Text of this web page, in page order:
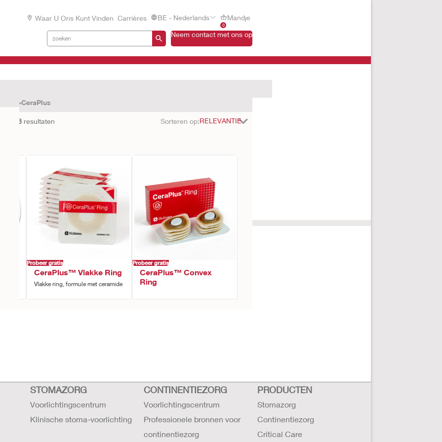
Waar U Ons Kunt Vinden Carrières BE - Nederlands
0
Mandje
Neem contact met ons op
CeraPlus
3 resultaten Sorteren op:
Probeer gratis
CeraPlus™ Vlakke Ring
Vlakke ring, formule met ceramide
Probeer gratis
CeraPlus™ Convex
Ring
STOMAZORG
Voorlichtingscentrum
Klinische stoma-voorlichting
CONTINENTIEZORG
Voorlichtingscentrum
Professionele bronnen voor
continentiezorg
PRODUCTEN
Stomazorg
Continentiezorg
Critical Care